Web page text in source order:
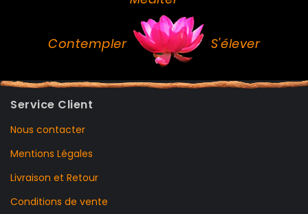
Contempler S'élever
Service Client
Nous contacter
Mentions Légales
Livraison et Retour
Conditions de vente